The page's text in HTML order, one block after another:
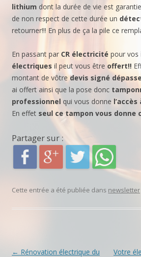
lithium dont la durée de vie est
de non respect de cette durée un
retourner!!! En plus de ça la pile ce
En passant par CR électricité pour vos
électriques il peut vous être offert!!
montant de vôtredevis signé
ai offert ainsi que la pose donc
professionnel qui vous donne
En effet seul ce tampon vous
Partager sur :
Cette entrée a été publiée dans newsletter
Navigation
← Rénovation électrique du
Votre